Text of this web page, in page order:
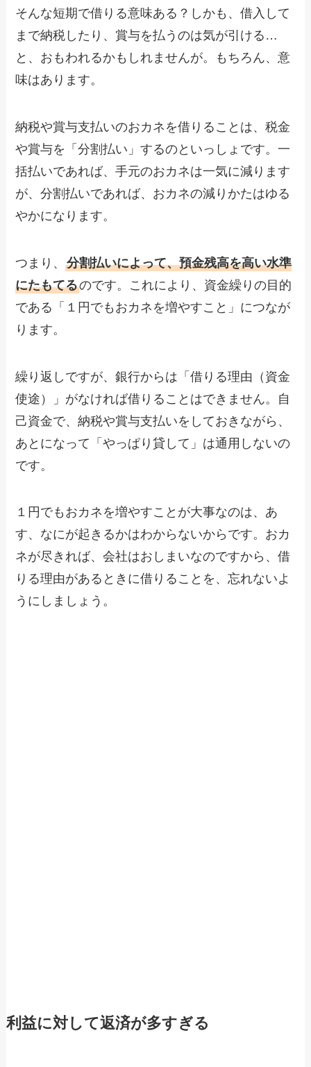
そんな短期で借りる意味ある？しかも、借入して
まで納税したり、賞与を払うのは気が引ける…
と、おもわれるかもしれませんが。もちろん、意
味はあります。
納税や賞与支払いのおカネを借りることは、税金
や賞与を「分割払い」するのといっしょです。一
括払いであれば、手元のおカネは一気に減ります
が、分割払いであれば、おカネの減りかたはゆる
やかになります。
つまり、分割払いによって、預金残高を高い水準
にたもてるのです。これにより、資金繰りの目的
である「１円でもおカネを増やすこと」につなが
ります。
繰り返しですが、銀行からは「借りる理由（資金
使途）」がなければ借りることはできません。自
己資金で、納税や賞与支払いをしておきながら、
あとになって「やっぱり貸して」は通用しないの
です。
１円でもおカネを増やすことが大事なのは、あ
す、なにが起きるかはわからないからです。おカ
ネが尽きれば、会社はおしまいなのですから、借
りる理由があるときに借りることを、忘れないよ
うにしましょう。
利益に対して返済が多すぎる